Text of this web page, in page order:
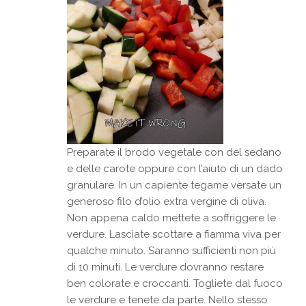
Preparate il brodo vegetale con del sedano
e delle carote oppure con l’aiuto di un dado
granulare. In un capiente tegame versate un
generoso filo d’olio extra vergine di oliva.
Non appena caldo mettete a soffriggere le
verdure. Lasciate scottare a fiamma viva per
qualche minuto. Saranno sufficienti non più
di 10 minuti. Le verdure dovranno restare
ben colorate e croccanti. Togliete dal fuoco
le verdure e tenete da parte. Nello stesso